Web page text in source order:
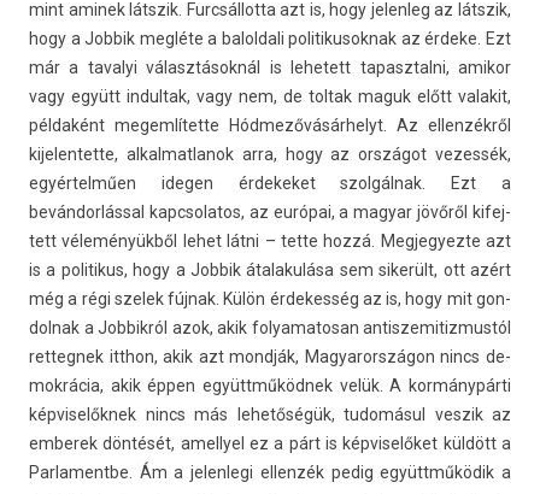
mint aminek látszik. Furcsál­lotta azt is, hogy jelen­leg az látszik,
hogy a Job­bik megléte a balol­dali politikusok­nak az érdeke. Ezt
már a tavalyi választásoknál is lehetett tapasztal­ni, amikor
vagy együtt in­dul­tak, vagy nem, de tol­tak maguk előtt valakit,
példaként megem­lítet­te Hód­mezővásár­helyt. Az el­lenzék­ről
kijelen­tette, al­kal­matlanok arra, hogy az országot vezes­sék,
egyértelműen ideg­en érdekeket szolgálnak. Ezt a
bevándorlással kapcsolatos, az európai, a magyar jövőről kifej­
tett véleményükből lehet látni – tette hozzá. Meg­jegyez­te azt
is a politikus, hogy a Job­bik átalakulása sem sikerült, ott azért
még a régi szelek fújnak. Külön érdekes­ség az is, hogy mit gon­
dolnak a Job­bikról azok, akik folyamatosan anti­szemitiz­mustól
re­tteg­nek itthon, akik azt mondják, Magyarországon nincs de­
mok­rácia, akik éppen együttműködnek velük. A kormánypárti
kép­viselők­nek nincs más lehetőségük, tudomásul ves­zik az
em­berek döntését, amel­lyel ez a párt is kép­viselőket küldött a
Par­lamentbe. Ám a jelen­legi el­lenzék pedig együttműködik a